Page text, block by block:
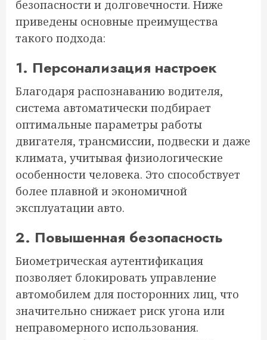
безопасности и долговечности. Ниже
приведены основные преимущества
такого подхода:
1. Персонализация настроек
Благодаря распознаванию водителя,
система автоматически подбирает
оптимальные параметры работы
двигателя, трансмиссии, подвески и даже
климата, учитывая физиологические
особенности человека. Это способствует
более плавной и экономичной
эксплуатации авто.
2. Повышенная безопасность
Биометрическая аутентификация
позволяет блокировать управление
автомобилем для посторонних лиц, что
значительно снижает риск угона или
неправомерного использования.